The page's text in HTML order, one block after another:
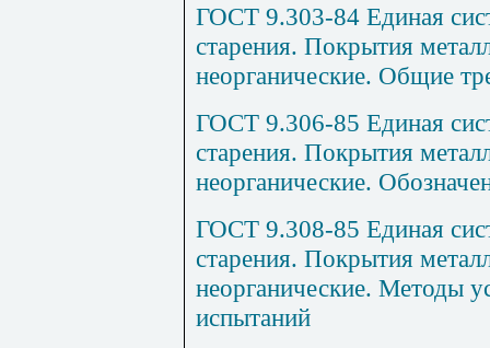
ГОСТ 9.303-84 Единая
старения. Покрытия
неорганические. Общие
ГОСТ 9.306-85 Единая
старения. Покрытия
неорганические.
ГОСТ 9.308-85 Единая
старения. Покрытия
неорганические. Методы
испытаний